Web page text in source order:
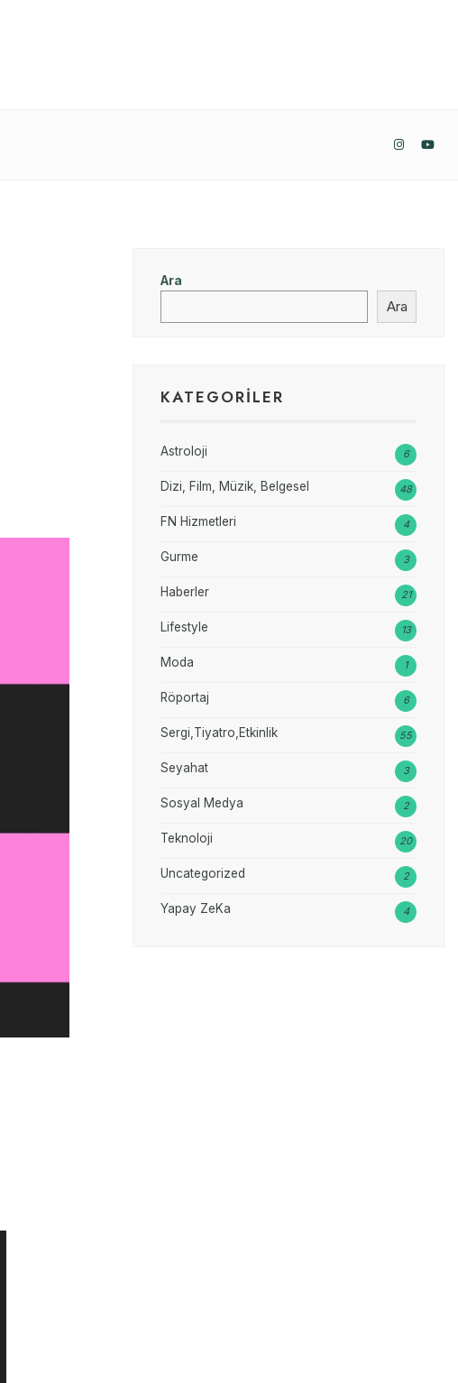
Ara
Ara
KATEGORILER
Astroloji 6
Dizi, Film, Müzik, Belgesel 48
FN Hizmetleri 4
Gurme 3
Haberler 21
Lifestyle 13
Moda 1
Röportaj 6
Sergi,Tiyatro,Etkinlik 55
Seyahat 3
Sosyal Medya 2
Teknoloji 20
Uncategorized 2
Yapay ZeKa 4